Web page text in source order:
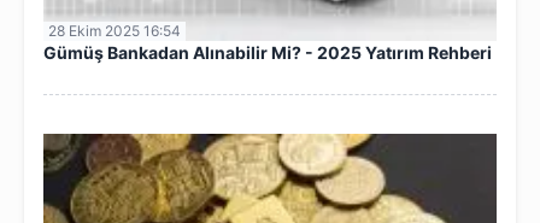
28 Ekim 2025 16:54
Gümüş Bankadan Alınabilir Mi? - 2025 Yatırım Rehberi